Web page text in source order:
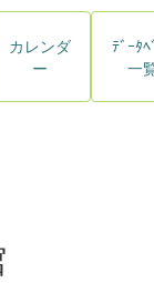
カレンダ
ー
ﾃﾞｰﾀ
一